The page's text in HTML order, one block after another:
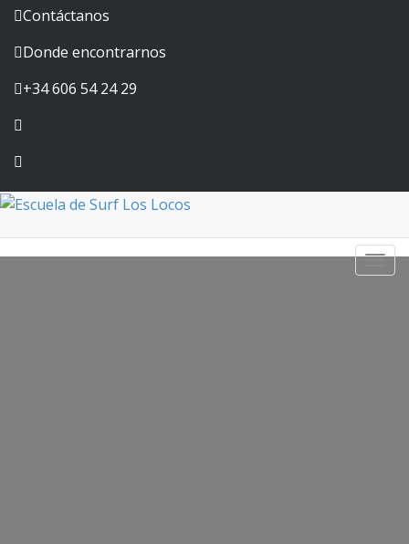
Contáctanos
Donde encontrarnos
+34 606 54 24 29